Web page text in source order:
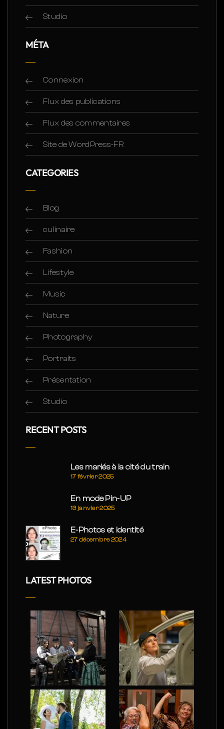
Studio
MÉTA
Connexion
Flux des publications
Flux des commentaires
Site de WordPress-FR
CATEGORIES
Blog
culinaire
Fashion
Lifestyle
Music
Nature
Photography
Portraits
Présentation
Studio
RECENT POSTS
Les mariés à la cité du train
17 février 2025
En mode Pin-UP
13 janvier 2025
E-Photos et Identité
27 décembre 2024
LATEST PHOTOS